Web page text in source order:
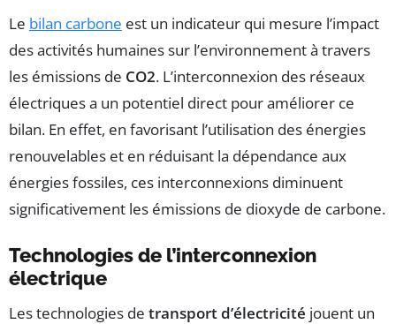
Le bilan carbone est un indicateur qui mesure l’impact
des activités humaines sur l’environnement à travers
les émissions de CO2. L’interconnexion des réseaux
électriques a un potentiel direct pour améliorer ce
bilan. En effet, en favorisant l’utilisation des énergies
renouvelables et en réduisant la dépendance aux
énergies fossiles, ces interconnexions diminuent
significativement les émissions de dioxyde de carbone.
Technologies de l’interconnexion
électrique
Les technologies de transport d’électricité jouent un